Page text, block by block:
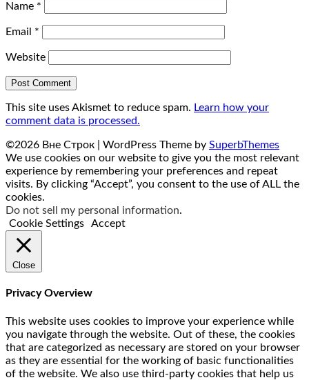
Name *
Email *
Website
This site uses Akismet to reduce spam. Learn how your
comment data is processed.
©2026 Вне Строк | WordPress Theme by SuperbThemes
We use cookies on our website to give you the most relevant
experience by remembering your preferences and repeat
visits. By clicking “Accept”, you consent to the use of ALL the
cookies.
Do not sell my personal information.
Cookie Settings
Accept
Close
Privacy Overview
This website uses cookies to improve your experience while
you navigate through the website. Out of these, the cookies
that are categorized as necessary are stored on your browser
as they are essential for the working of basic functionalities
of the website. We also use third-party cookies that help us